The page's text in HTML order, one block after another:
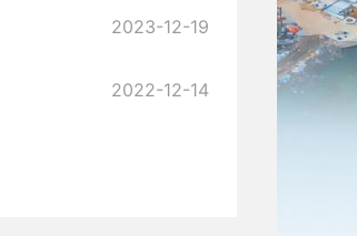
2023-12-19
2022-12-14